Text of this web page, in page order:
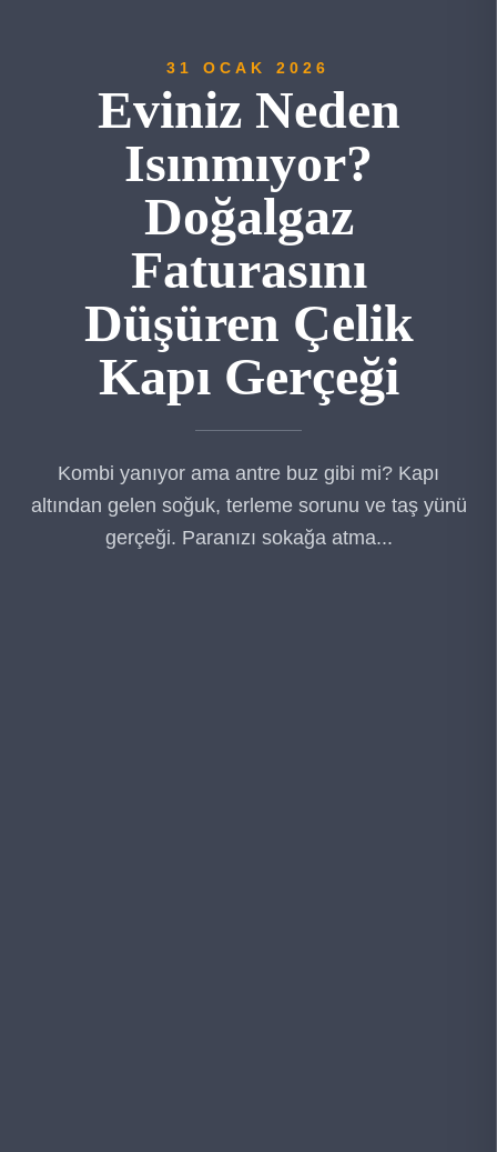
31 OCAK 2026
Eviniz Neden
Isınmıyor?
Doğalgaz
Faturasını
Düşüren Çelik
Kapı Gerçeği
Kombi yanıyor ama antre buz gibi mi? Kapı
altından gelen soğuk, terleme sorunu ve taş yünü
gerçeği. Paranızı sokağa atma...